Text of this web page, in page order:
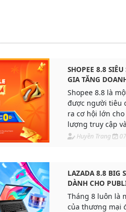
SHOPEE 8.8
GIA TĂNG
Shopee 8.8 là
được người tiêu
ra cơ hội lớn
lượng truy cập
Huyền Trang
LAZADA 8.8 BIG
DÀNH CHO
Tháng 8 luôn là
của thương mại